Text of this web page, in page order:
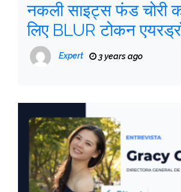
नकली साइट्स फंड चोरी
लिए BLUR टोकन
करती हैं
Expert 3 years ago